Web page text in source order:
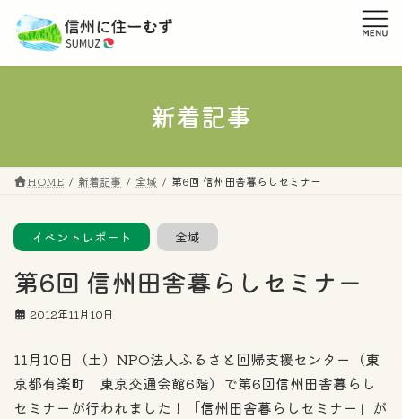
ン
プ
ー
動
新着記事
HOME 新着記事 全域 第6回 信州田舎暮らしセミナー
第6回 信州田舎暮らしセミナー
2012年11月10日
11月10日（土）NPO法人ふるさと回帰支援センター（東
京都有楽町 東京交通会館6階）で第6回信州田舎暮らし
セミナーが行われました！「信州田舎暮らしセミナー」が
全域
イベントレポート